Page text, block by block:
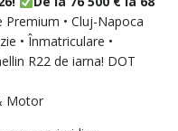
• Cluj-Napoca
• Înmatriculare •
R22 de iarna! DOT
Motor